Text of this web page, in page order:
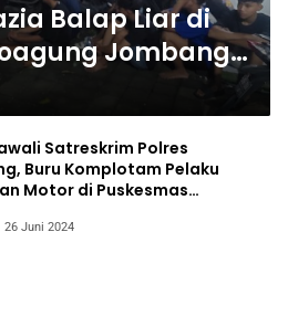
Balap Liar di
Jombang,
dan 7
Satreskrim Polres
Buru Komplotam Pelaku
Motor di Puskesmas
26 Juni 2024